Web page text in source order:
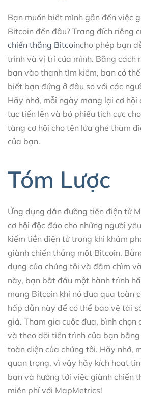
Bạn muốn biết mình gần đến việc
Bitcoin đến đâu? Trang đích riêng
chiến thắng Bitcoincho phép bạn
trình và vị trí của mình. Bằng cách
bạn vào thanh tìm kiếm, bạn có
biết bạn đứng ở đâu so với các
Hãy nhớ, mỗi ngày mang lại cơ hội
tục tiến lên và bỏ phiếu tích cực
tăng cơ hội cho tên lửa ghé thăm
của bạn.
Tóm Lược
Ứng dụng dẫn đường tiền điện tử
cơ hội độc đáo cho những người
kiếm tiền điện tử trong khi khám
giành chiến thắng một Bitcoin.
dụng của chúng tôi và đắm chìm
này, bạn bắt đầu một hành trình
mang Bitcoin khi nó đua qua toàn
hấp dẫn này để có thể bảo vệ tài
giá. Tham gia cuộc đua, bình chọn
và theo dõi tiến trình của bạn
toàn diện của chúng tôi. Hãy nhớ,
quan trọng, vì vậy hãy kích hoạt
bạn và hướng tới việc giành chiến
miễn phí với MapMetrics!